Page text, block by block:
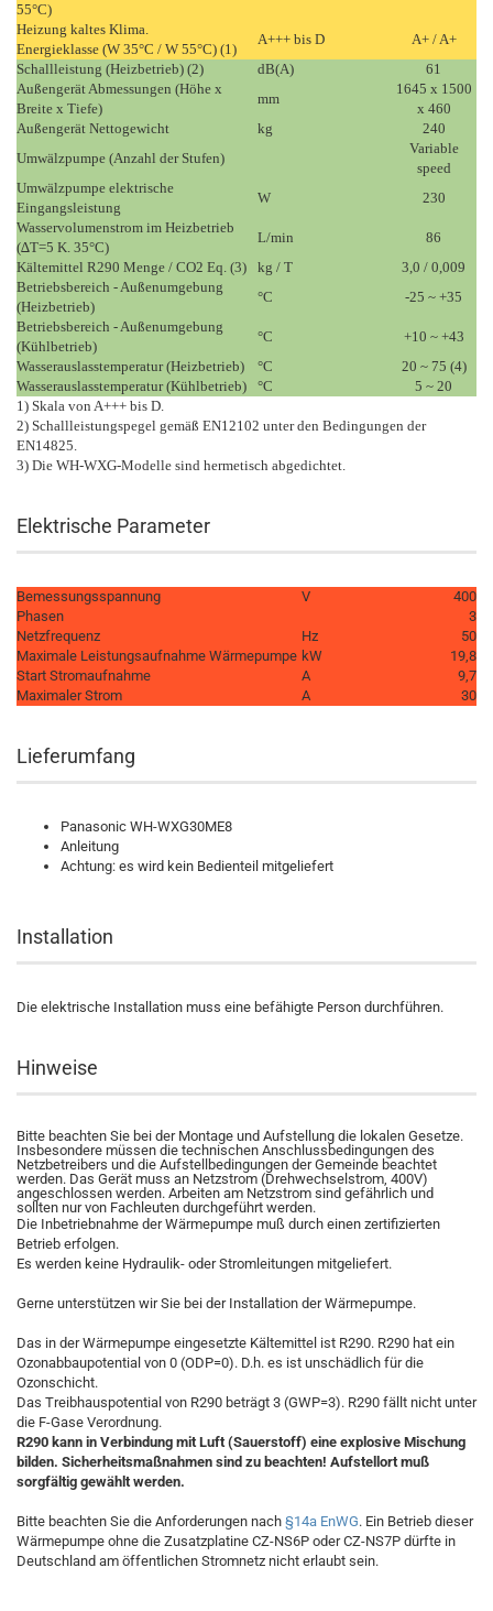
55°C)
Heizung kaltes Klima.
Energieklasse (W 35°C / W 55°C) (1)
A+++ bis D
A+ / A+
Schallleistung (Heizbetrieb) (2)
dB(A)
61
Außengerät Abmessungen (Höhe x
Breite x Tiefe)
mm
1645 x 1500
x 460
Außengerät Nettogewicht
kg
240
Umwälzpumpe (Anzahl der Stufen)
Variable
speed
Umwälzpumpe elektrische
Eingangsleistung
W
230
Wasservolumenstrom im Heizbetrieb
(∆T=5 K. 35°C)
L/min
86
Kältemittel R290 Menge / CO2 Eq. (3)
kg / T
3,0 / 0,009
Betriebsbereich - Außenumgebung
(Heizbetrieb)
°C
-25 ~ +35
Betriebsbereich - Außenumgebung
(Kühlbetrieb)
°C
+10 ~ +43
Wasserauslasstemperatur (Heizbetrieb)
°C
20 ~ 75 (4)
Wasserauslasstemperatur (Kühlbetrieb)
°C
5 ~ 20
1) Skala von A+++ bis D.
2) Schallleistungspegel gemäß EN12102 unter den Bedingungen der
EN14825.
3) Die WH-WXG-Modelle sind hermetisch abgedichtet.
Elektrische Parameter
Bemessungsspannung V
400
Phasen
3
Netzfrequenz
Hz
50
Maximale Leistungsaufnahme Wärmepumpe kW
19,8
Start Stromaufnahme
A
9,7
Maximaler Strom
A 30
Lieferumfang
Panasonic WH-WXG30ME8
Anleitung
Achtung: es wird kein Bedienteil mitgeliefert
Installation
Die elektrische Installation muss eine befähigte Person durchführen.
Hinweise
Bitte beachten Sie bei der Montage und Aufstellung die lokalen Gesetze.
Insbesondere müssen die technischen Anschlussbedingungen des
Netzbetreibers und die Aufstellbedingungen der Gemeinde beachtet
werden. Das Gerät muss an Netzstrom (Drehwechselstrom, 400V)
angeschlossen werden. Arbeiten am Netzstrom sind gefährlich und
sollten nur von Fachleuten durchgeführt werden.
Die Inbetriebnahme der Wärmepumpe muß durch einen zertifizierten
Betrieb erfolgen.
Es werden keine Hydraulik- oder Stromleitungen mitgeliefert.
Gerne unterstützen wir Sie bei der Installation der Wärmepumpe.
Das in der Wärmepumpe eingesetzte Kältemittel ist R290. R290 hat ein
Ozonabbaupotential von 0 (ODP=0). D.h. es ist unschädlich für die
Ozonschicht.
Das Treibhauspotential von R290 beträgt 3 (GWP=3). R290 fällt nicht unter
die F-Gase Verordnung.
R290 kann in Verbindung mit Luft (Sauerstoff) eine explosive Mischung
bilden. Sicherheitsmaßnahmen sind zu beachten! Aufstellort muß
sorgfältig gewählt werden.
Bitte beachten Sie die Anforderungen nach §14a EnWG. Ein Betrieb dieser
Wärmepumpe ohne die Zusatzplatine CZ-NS6P oder CZ-NS7P dürfte in
Deutschland am öffentlichen Stromnetz nicht erlaubt sein.